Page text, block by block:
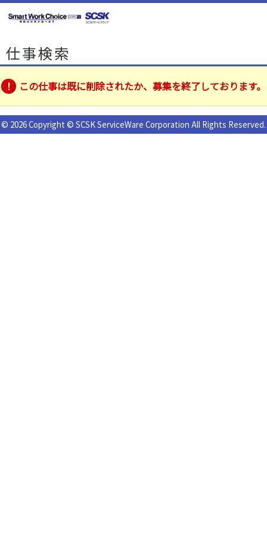
仕事検索
この仕事は既に削除されたか、募集を終了しております。
© 2026 Copyright © SCSK ServiceWare Corporation All Rights Reserved.